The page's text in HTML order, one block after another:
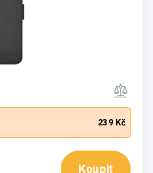
239 Kč
Koupit